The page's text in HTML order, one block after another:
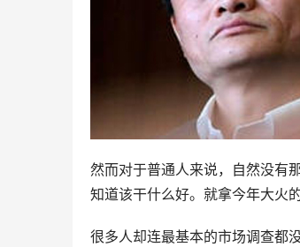
然而对于普通人来说，自然没有
知道该干什么好。就拿今年大火
很多人却连最基本的市场调查都